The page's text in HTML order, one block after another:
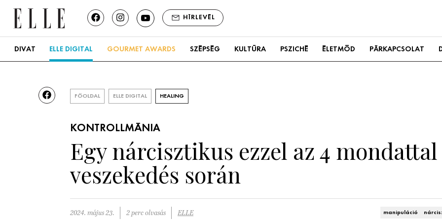
HÍRLEVÉL
DIVAT ELLE DIGITAL GOURMET AWARDS SZÉPSÉG KULTÚRA PSZICHÉ ÉLETMÓD PÁRKAPCSOLAT
FŐOLDAL ELLE DIGITAL HEALING
KONTROLLMÁNIA
Egy nárcisztikus ezzel az 4
veszekedés során
2024. május 23. 2 perc olvasás ELLE manipuláció